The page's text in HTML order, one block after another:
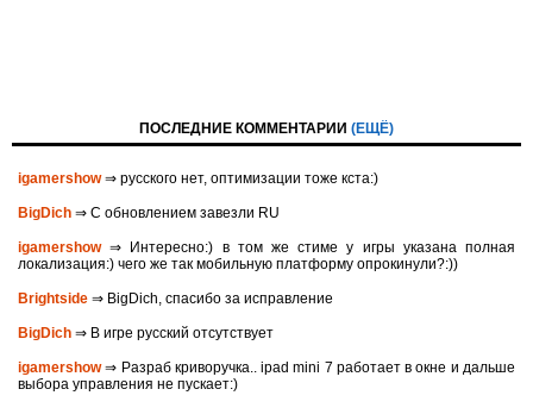
ПОСЛЕДНИЕ КОММЕНТАРИИ (ЕЩЁ)
igamershow⇒ русского нет, оптимизации тоже кста:)
BigDich ⇒ С обновлением завезли RU
igamershow⇒ Интересно:) в том же стиме у игры указана полная
локализация:) чего же так мобильную платформу опрокинули?:))
Brightside ⇒ BigDich, спасибо за исправление
BigDich ⇒ В игре русский отсутствует
igamershow⇒ Разраб криворучка.. ipad mini 7 работает в окне и дальше
выбора управления не пускает:)